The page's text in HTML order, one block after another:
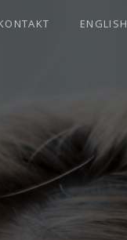
ENGLISH